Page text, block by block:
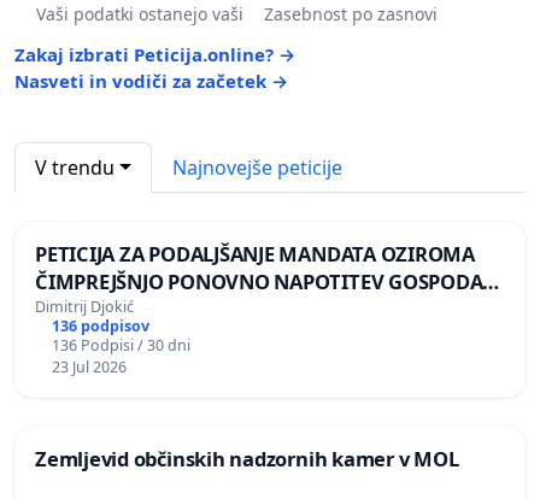
Vaši podatki ostanejo vaši Zasebnost po zasnovi
Zakaj izbrati Peticija.online? →
Nasveti in vodiči za začetek →
V trendu Najnovejše peticije
PETICIJA ZA PODALJŠANJE MANDATA OZIROMA
ČIMPREJŠNJO PONOVNO NAPOTITEV GOSPODA
BERNARDA ŠRAJNERJA NA VELEPOSLANIŠTVO
REPUBLIKE SLOVENIJE V MOSKVI
Dimitrij Djokić
136 podpisov
136 Podpisi / 30 dni
23 Jul 2026
Zemljevid občinskih nadzornih kamer v MOL